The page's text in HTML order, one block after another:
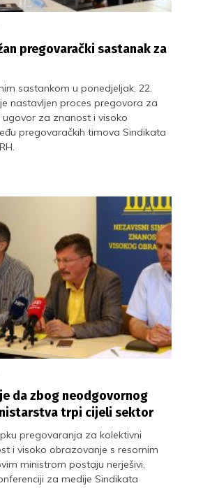
pregovarački sastanak za
sastankom u ponedjeljak, 22.
nastavljen proces pregovora za
ugovor za znanost i visoko
pregovaračkih timova Sindikata
da zbog neodgovornog
trpi cijeli sektor
pregovaranja za kolektivni
i visoko obrazovanje s resornim
ministrom postaju nerješivi,
za medije Sindikata